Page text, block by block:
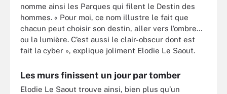
nomme ainsi les Parques qui filent le Destin des
hommes. « Pour moi, ce nom illustre le fait que
chacun peut choisir son destin, aller vers l’ombre…
ou la lumière. C’est aussi le clair-obscur dont est
fait la cyber », explique joliment Elodie Le Saout.
Les murs finissent un jour par tomber
Elodie Le Saout trouve ainsi, bien plus qu’un